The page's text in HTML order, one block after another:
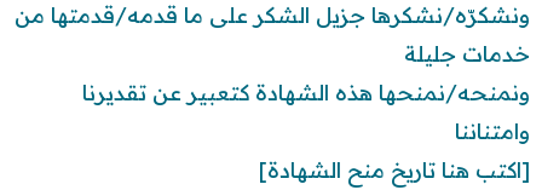
ونشكرّه/نشكرها جزيل الشكر على ما قدمه/قدمتها من
خدمات جليلة
ونمنحه/نمنحها هذه الشهادة كتعبير عن تقديرنا
وامتناننا
[اكتب هنا تاريخ منح الشهادة]